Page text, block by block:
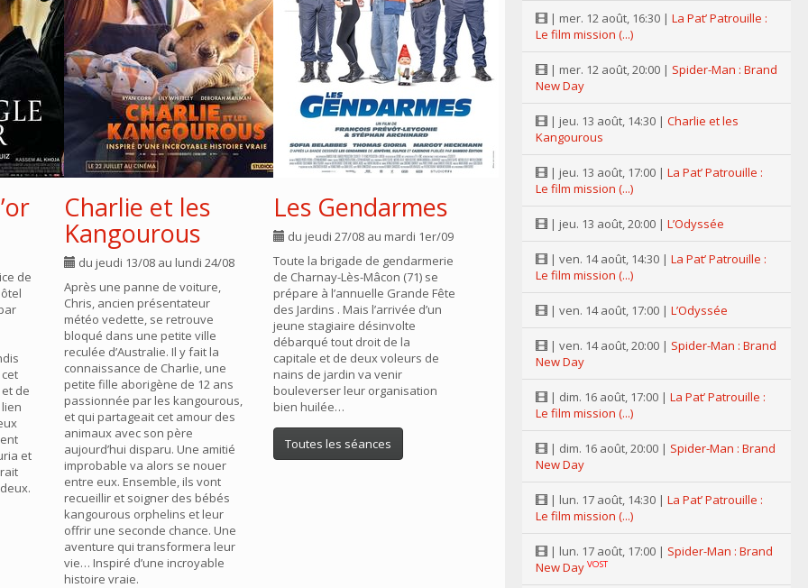
de
de
et
Charlie et les
Kangourous
du jeudi 13/08 au lundi 24/08
Après une panne de voiture,
Chris, ancien présentateur
météo vedette, se retrouve
bloqué dans une petite ville
reculée d’Australie. Il y fait la
connaissance de Charlie, une
petite fille aborigène de 12 ans
passionnée par les kangourous,
et qui partageait cet amour des
animaux avec son père
aujourd’hui disparu. Une amitié
improbable va alors se nouer
entre eux. Ensemble, ils vont
recueillir et soigner des bébés
kangourous orphelins et leur
offrir une seconde chance. Une
aventure qui transformera leur
vie… Inspiré d’une incroyable
histoire vraie.
Les Gendarmes
du jeudi 27/08 au mardi 1er/09
Toute la brigade de gendarmerie
de Charnay-Lès-Mâcon (71) se
prépare à l’annuelle Grande Fête
des Jardins . Mais l’arrivée d’un
jeune stagiaire désinvolte
débarqué tout droit de la
capitale et de deux voleurs de
nains de jardin va venir
bouleverser leur organisation
bien huilée…
Toutes les séances
| mer. 12 août, 16:30 | La Pat’ Patrouille :
Le film mission (...)
| mer. 12 août, 20:00 | Spider-Man : Brand
New Day
| jeu. 13 août, 14:30 | Charlie et les
Kangourous
| jeu. 13 août, 17:00 | La Pat’ Patrouille :
Le film mission (...)
| jeu. 13 août, 20:00 | L’Odyssée
| ven. 14 août, 14:30 | La Pat’ Patrouille :
Le film mission (...)
| ven. 14 août, 17:00 | L’Odyssée
| ven. 14 août, 20:00 | Spider-Man : Brand
New Day
| dim. 16 août, 17:00 | La Pat’ Patrouille :
Le film mission (...)
| dim. 16 août, 20:00 | Spider-Man : Brand
New Day
| lun. 17 août, 14:30 | La Pat’ Patrouille :
Le film mission (...)
| lun. 17 août, 17:00 | Spider-Man : Brand
New Day VOST